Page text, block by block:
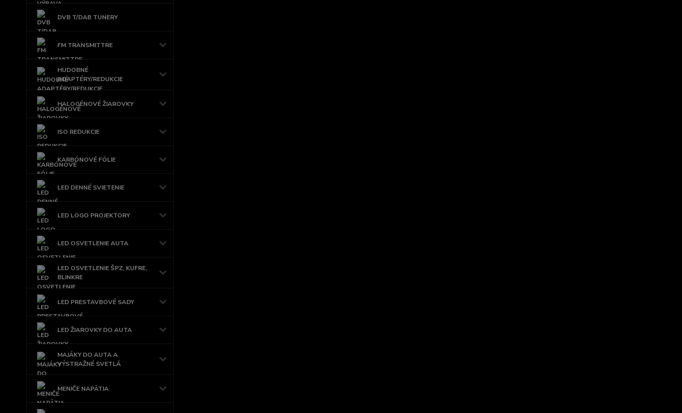
DVB T/DAB TUNERY
FM TRANSMITTRE
HUDOBNÉ
ADAPTÉRY/REDUKCIE
HALOGÉNOVÉ ŽIAROVKY
ISO REDUKCIE
KARBÓNOVÉ FÓLIE
LED DENNÉ SVIETENIE
LED LOGO PROJEKTORY
LED OSVETLENIE AUTA
LED OSVETLENIE ŠPZ, KUFRE,
BLINKRE
LED PRESTAVBOVÉ SADY
LED ŽIAROVKY DO AUTA
MAJÁKY DO AUTA A
VÝSTRAŽNÉ SVETLÁ
MENIČE NAPÄTIA